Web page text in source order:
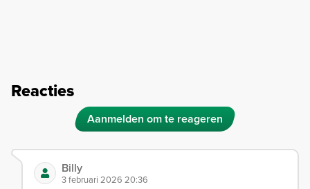
Reacties
Aanmelden om te reageren
Billy
3 februari 2026 20:36